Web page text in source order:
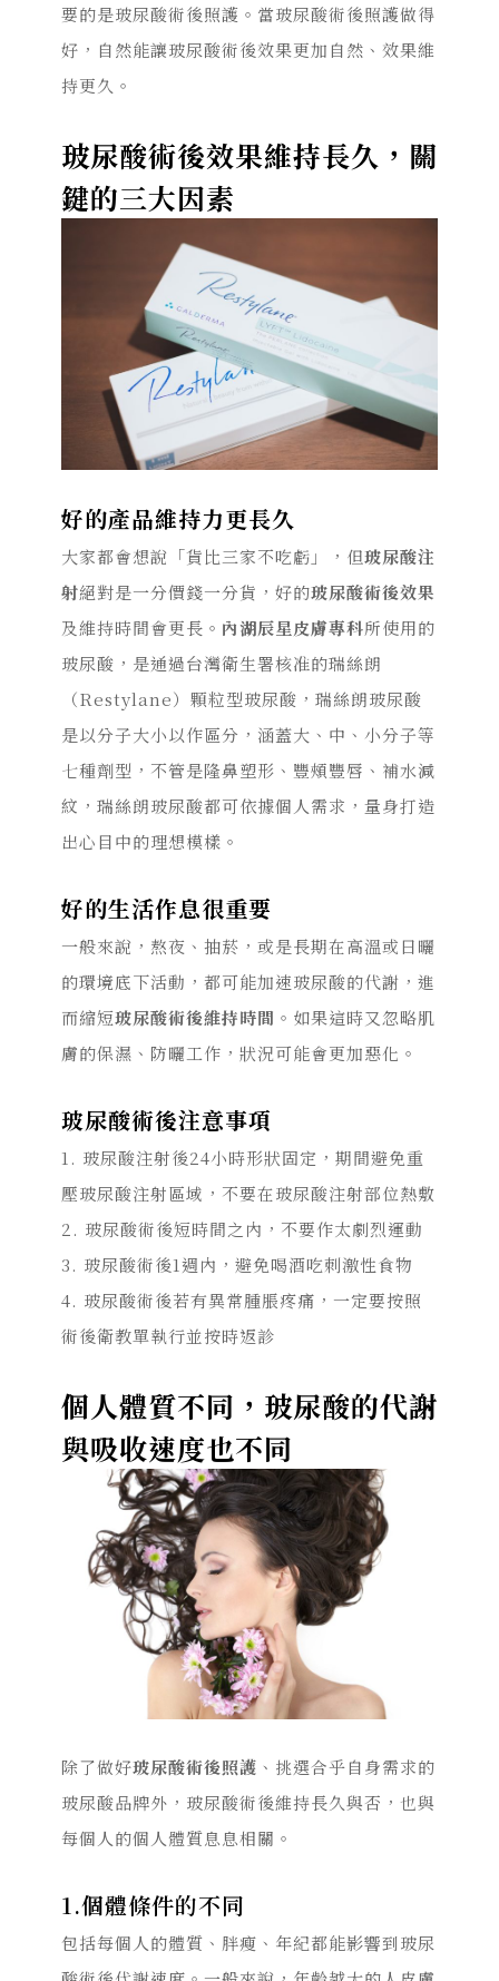
要的是玻尿酸術後照護。當玻尿酸術後照護做得
好，自然能讓玻尿酸術後效果更加自然、效果維
持更久。
玻尿酸術後效果維持長久，關
鍵的三大因素
好的產品維持力更長久
大家都會想說「貨比三家不吃虧」，但玻尿酸注
射絕對是一分價錢一分貨，好的玻尿酸術後效果
及維持時間會更長。 內湖辰星皮膚專科所使用的
玻尿酸，是通過台灣衛生署核准的瑞絲朗
（Restylane）顆粒型玻尿酸，瑞絲朗玻尿酸
是以分子大小以作區分，涵蓋大、中、小分子等
七種劑型，不管是隆鼻塑形、豐頰豐唇、補水減
紋，瑞絲朗玻尿酸都可依據個人需求，量身打造
出心目中的理想模樣。
好的生活作息很重要
一般來說，熬夜、抽菸，或是長期在高溫或日曬
的環境底下活動，都可能加速玻尿酸的代謝，進
而縮短玻尿酸術後維持時間 。如果這時又忽略肌
膚的保濕、防曬工作，狀況可能會更加惡化。
玻尿酸術後注意事項
1. 玻尿酸注射後24小時形狀固定，期間避免重
壓玻尿酸注射區域，不要在玻尿酸注射部位熱敷
2. 玻尿酸術後短時間之內，不要作太劇烈運動
3. 玻尿酸術後1週內，避免喝酒吃刺激性食物
4. 玻尿酸術後若有異常腫脹疼痛，一定要按照
術後衛教單執行並按時返診
個人體質不同，玻尿酸的代謝
與吸收速度也不同
除了做好玻尿酸術後照護 、挑選合乎自身需求的
玻尿酸品牌外，玻尿酸術後維持長久與否，也與
每個人的個人體質息息相關。
1.個體條件的不同
包括每個人的體質、胖瘦、年紀都能影響到玻尿